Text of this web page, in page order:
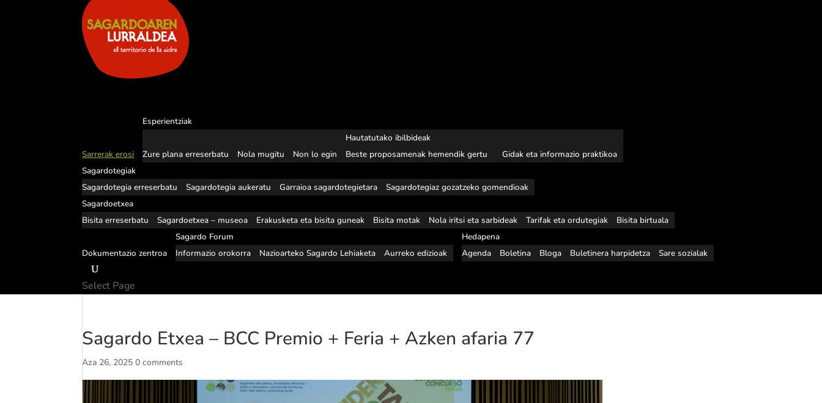
Sarrerak erosi
Esperientziak
Zure plana erreserbatu Nola mugitu Non lo egin
Hautatutako ibilbideak
Beste proposamenak hemendik gertu
Gidak eta informazio praktikoa
Sagardotegiak
Sagardotegia erreserbatu
Sagardotegia aukeratu Garraioa sagardotegietara
Sagardotegiaz gozatzeko gomendioak
Sagardoetxea
Bisita erreserbatu
Sagardoetxea – museoa Erakusketa eta bisita guneak Bisita motak Nola iritsi eta sarbideak Tarifak eta ordutegiak Bisita birtuala
Dokumentazio zentroa
Sagardo Forum
Informazio orokorra
Nazioarteko Sagardo Lehiaketa Aurreko edizioak
Hedapena
Agenda
Boletina Bloga Buletinera harpidetza Sare sozialak
Select Page
Sagardo Etxea – BCC Premio + Feria + Azken afaria 77
Aza 26, 2025 0 comments